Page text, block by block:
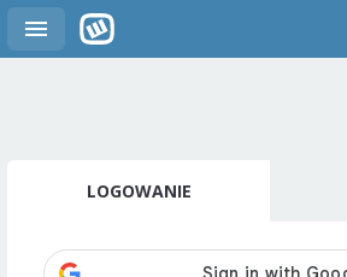
LOGOWANIE